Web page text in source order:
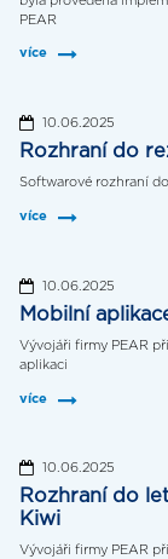
PEAR
více
10.06.2025
Rozhraní do
Softwarové rozhraní
více
10.06.2025
Mobilní
Vývojáři firmy PEAR
aplikaci
více
10.06.2025
Rozhraní do
Kiwi
Vývojáři firmy PEAR